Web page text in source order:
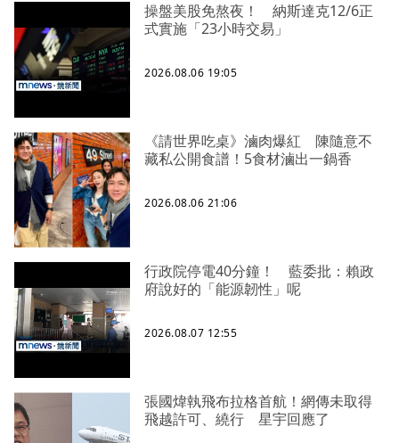
操盤美股免熬夜！ 納斯達克12/6正
式實施「23小時交易」
2026.08.06 19:05
《請世界吃桌》滷肉爆紅 陳隨意不
藏私公開食譜！5食材滷出一鍋香
2026.08.06 21:06
行政院停電40分鐘！ 藍委批：賴政
府說好的「能源韌性」呢
2026.08.07 12:55
張國煒執飛布拉格首航！網傳未取得
飛越許可、繞行 星宇回應了